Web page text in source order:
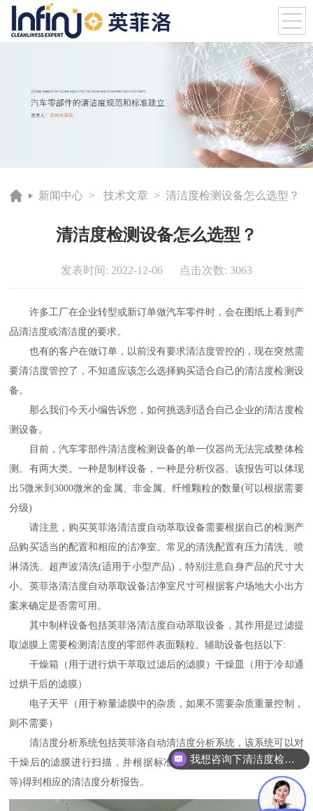
新闻中心 >技术文章 > 清洁度检测设备怎么选型？
清洁度检测设备怎么选型？
发表时间: 2022-12-06 点击次数: 3063
许多工厂在企业转型或新订单做汽车零件时，会在图纸上看到产
品清洁度或清洁度的要求。
也有的客户在做订单，以前没有要求清洁度管控的，现在突然需
要清洁度管控了，不知道应该怎么选择购买适合自己的清洁度检测设
备。
那么我们今天小编告诉您，如何挑选到适合自己企业的清洁度检
测设备。
目前，汽车零部件清洁度检测设备的单一仪器尚无法完成整体检
测。有两大类。一种是制样设备，一种是分析仪器。该报告可以体现
出5微米到3000微米的金属、非金属、纤维颗粒的数量(可以根据需要
分级)
请注意，购买英菲洛清洁度自动萃取设备需要根据自己的检测产
品购买适当的配置和相应的洁净室。常见的清洗配置有压力清洗、喷
淋清洗、超声波清洗(适用于小型产品)，特别注意自身产品的尺寸大
小。英菲洛清洁度自动萃取设备洁净室尺寸可根据客户场地大小出方
案来确定是否需可用。
其中制样设备包括英菲洛清洁度自动萃取设备，其作用是过滤提
取滤膜上需要检测清洁度的零部件表面颗粒。辅助设备包括以下:
干燥箱（用于进行烘干萃取过滤后的滤膜）干燥皿（用于冷却通
过烘干后的滤膜）
电子天平（用于称量滤膜中的杂质，如果不需要杂质重量控制，
则不需要）
清洁度分析系统包括英菲洛自动清洁度分析系统，该系统可以对
干燥后的滤膜进行扫描，并根据标准(如通用标准VDA19/ISO16232
等)得到相应的清洁度分析报告。
我想咨询下清洁度检测设备